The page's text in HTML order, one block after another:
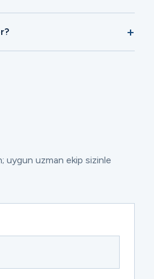
uygun uzman ekip sizinle